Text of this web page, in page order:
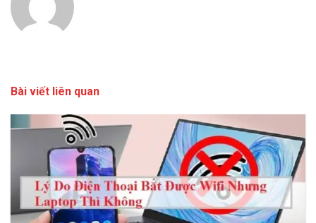
Bài viết liên quan